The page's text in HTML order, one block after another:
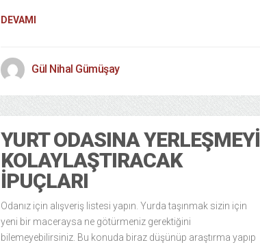
DEVAMI
Gül Nihal Gümüşay
YURT ODASINA YERLEŞMEYI
KOLAYLAŞTIRACAK
İPUÇLARI
Odanız için alışveriş listesi yapın. Yurda taşınmak sizin için
yeni bir maceraysa ne götürmeniz gerektiğini
bilemeyebilirsiniz. Bu konuda biraz düşünüp araştırma yapıp